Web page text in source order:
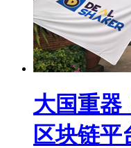
大国重器
区块链平